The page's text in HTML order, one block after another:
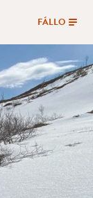
FÁLLO